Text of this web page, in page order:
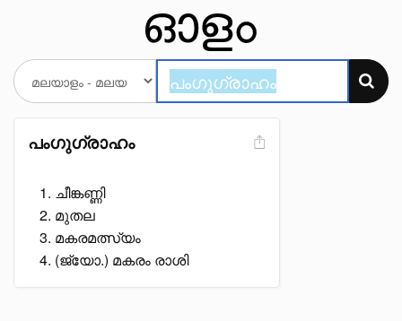
പംഗുഗ്രാഹം
ചീങ്കണ്ണി
മുതല
മകരമത്സ്യം
(ജ്യോ.) മകരം രാശി